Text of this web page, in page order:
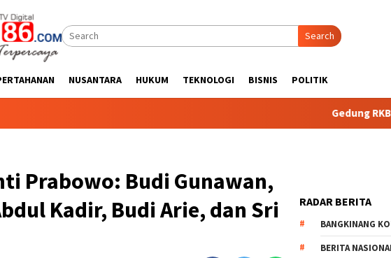
Search
NUSANTARA HUKUM TEKNOLOGI BISNIS POLITIK
Gedung RKB MAN 1
Prabowo: Budi Gunawan,
Kadir, Budi Arie, dan Sri
RADAR BERITA
BANGKINANG
BERITA